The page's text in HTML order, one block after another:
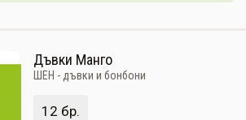
Дъвки Манго
ШЕН - дъвки и бонбони
12 бр.